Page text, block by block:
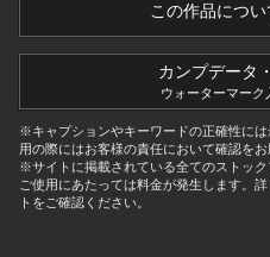
この作品につ
カンプデータ
ウォーターマーク
※キャプションやキーワードの正確性に
用の際にはお客様の責任において確認をお
※サイトに掲載されている全てのストック
ご使用にあたっては料金が発生します。
トをご確認ください。